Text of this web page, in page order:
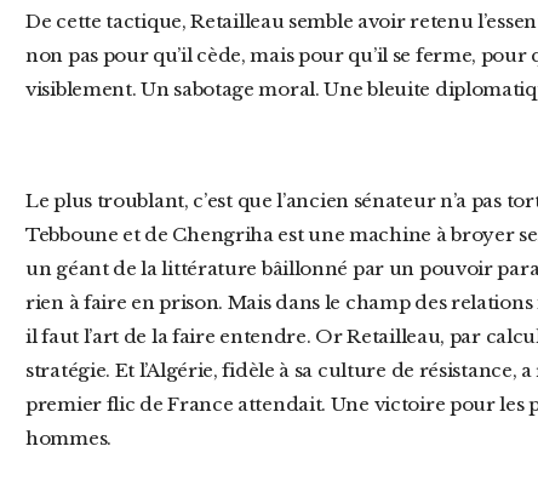
De cette tactique, Retailleau semble avoir retenu l’essentiel : provoquer le pouvoir algérien
non pas pour qu’il cède, mais pour qu’il se ferme,
visiblement. Un sabotage moral. Une bleuite
Le plus troublant, c’est que l’ancien sénateur n’a pas tort sur le fond. Oui, l’Algérie de
Tebboune et de Chengriha est une machine à broyer
un géant de la littérature bâillonné par un pouvoir
rien à faire en prison. Mais dans le champ des
il faut l’art de la faire entendre. Or Retailleau, par
stratégie. Et l’Algérie, fidèle à sa culture de résistance,
premier flic de France attendait. Une victoire pour les
hommes.